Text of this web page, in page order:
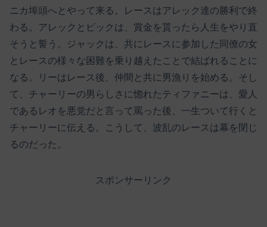
ニカ埠頭へとやって来る。レースはアレック達の勝利で終
わる。アレックとビックは、賞金を貰ったら人生をやり直
そうと誓う。ジャックは、共にレースに参加した同僚の女
とレースの様々な困難を乗り越えたことで結ばれることに
なる。リーはレース後、仲間と共に男漁りを始める。そし
て、チャーリーの男らしさに惚れたティファニーは、愛人
であるレオを悪党だと言って罵った後、一生ついて行くと
チャーリーに伝える。こうして、波乱のレースは幕を閉じ
るのだった。
スポンサーリンク